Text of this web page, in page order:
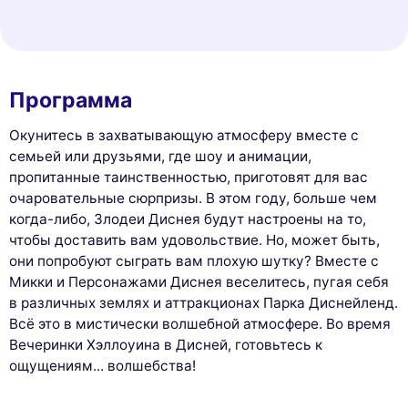
Программа
Окунитесь в захватывающую атмосферу вместе с
семьей или друзьями, где шоу и анимации,
пропитанные таинственностью, приготовят для вас
очаровательные сюрпризы. В этом году, больше чем
когда-либо, Злодеи Диснея будут настроены на то,
чтобы доставить вам удовольствие. Но, может быть,
они попробуют сыграть вам плохую шутку? Вместе с
Микки и Персонажами Диснея веселитесь, пугая себя
в различных землях и аттракционах Парка Диснейленд.
Всё это в мистически волшебной атмосфере. Во время
Вечеринки Хэллоуина в Дисней, готовьтесь к
ощущениям... волшебства!